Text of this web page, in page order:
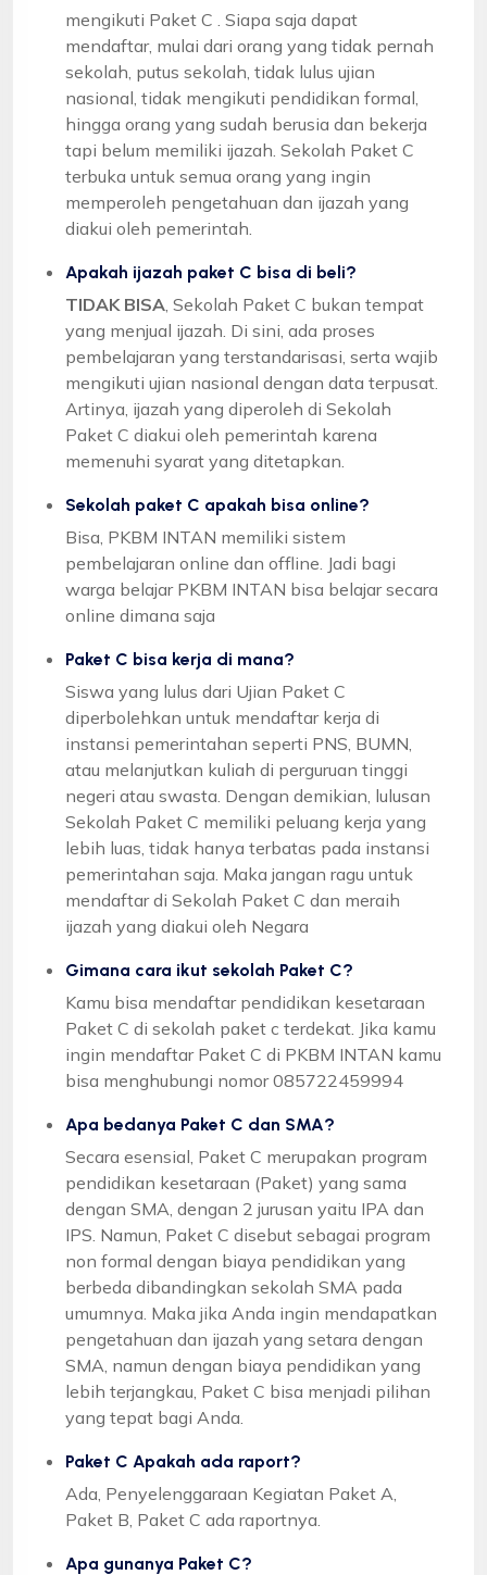
mengikuti Paket C . Siapa saja dapat
mendaftar, mulai dari orang yang tidak pernah
sekolah, putus sekolah, tidak lulus ujian
nasional, tidak mengikuti pendidikan formal,
hingga orang yang sudah berusia dan bekerja
tapi belum memiliki ijazah. Sekolah Paket C
terbuka untuk semua orang yang ingin
memperoleh pengetahuan dan ijazah yang
diakui oleh pemerintah.
Apakah ijazah paket C bisa di beli?
TIDAK BISA , Sekolah Paket C bukan tempat
yang menjual ijazah. Di sini, ada proses
pembelajaran yang terstandarisasi, serta wajib
mengikuti ujian nasional dengan data terpusat.
Artinya, ijazah yang diperoleh di Sekolah
Paket C diakui oleh pemerintah karena
memenuhi syarat yang ditetapkan.
Sekolah paket C apakah bisa online?
Bisa, PKBM INTAN memiliki sistem
pembelajaran online dan offline. Jadi bagi
warga belajar PKBM INTAN bisa belajar secara
online dimana saja
Paket C bisa kerja di mana?
Siswa yang lulus dari Ujian Paket C
diperbolehkan untuk mendaftar kerja di
instansi pemerintahan seperti PNS, BUMN,
atau melanjutkan kuliah di perguruan tinggi
negeri atau swasta. Dengan demikian, lulusan
Sekolah Paket C memiliki peluang kerja yang
lebih luas, tidak hanya terbatas pada instansi
pemerintahan saja. Maka jangan ragu untuk
mendaftar di Sekolah Paket C dan meraih
ijazah yang diakui oleh Negara
Gimana cara ikut sekolah Paket C?
Kamu bisa mendaftar pendidikan kesetaraan
Paket C di sekolah paket c terdekat. Jika kamu
ingin mendaftar Paket C di PKBM INTAN kamu
bisa menghubungi nomor 085722459994
Apa bedanya Paket C dan SMA?
Secara esensial, Paket C merupakan program
pendidikan kesetaraan (Paket) yang sama
dengan SMA, dengan 2 jurusan yaitu IPA dan
IPS. Namun, Paket C disebut sebagai program
non formal dengan biaya pendidikan yang
berbeda dibandingkan sekolah SMA pada
umumnya. Maka jika Anda ingin mendapatkan
pengetahuan dan ijazah yang setara dengan
SMA, namun dengan biaya pendidikan yang
lebih terjangkau, Paket C bisa menjadi pilihan
yang tepat bagi Anda.
Paket C Apakah ada raport?
Ada, Penyelenggaraan Kegiatan Paket A,
Paket B, Paket C ada raportnya.
Apa gunanya Paket C?